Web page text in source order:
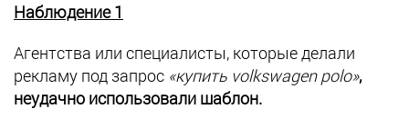
Наблюдение 1
Агентства или специалисты, которые делали
рекламу под запрос «купить volkswagen polo»,
неудачно использовали шаблон.